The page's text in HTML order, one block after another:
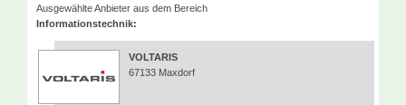
Ausgewählte Anbieter aus dem Bereich
Informationstechnik:
VOLTARIS
67133 Maxdorf